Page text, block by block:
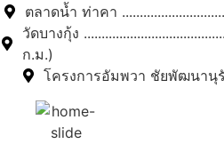
ตลาดน้ำ ท่าคา
วัดบางกุ้ง
ก.ม.)
โครงการอัมพวา ชัยพัฒนานุรั